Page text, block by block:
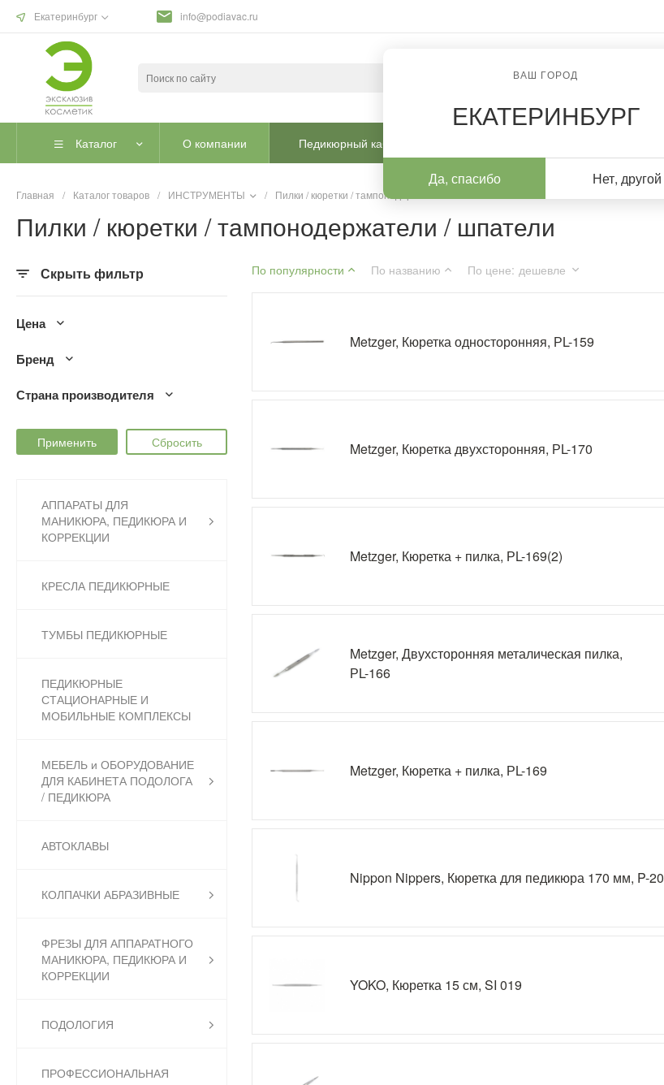
Екатеринбург
ВАШ ГОРОД
ЕКАТЕРИНБУРГ
Да, спасибо Нет, другой
info@podiavac.ru
Каталог О компании Педикюрный кабинет
Главная / Каталог товаров / ИНСТРУМЕНТЫ / Пилки / кюретки / тампонодержатели / шпатели
Пилки / кюретки / тампонодержатели / шпатели
Скрыть фильтр
Цена
Бренд
Страна производителя
АППАРАТЫ ДЛЯ
МАНИКЮРА, ПЕДИКЮРА И
КОРРЕКЦИИ
КРЕСЛА ПЕДИКЮРНЫЕ
ТУМБЫ ПЕДИКЮРНЫЕ
ПЕДИКЮРНЫЕ
СТАЦИОНАРНЫЕ И
МОБИЛЬНЫЕ КОМПЛЕКСЫ
МЕБЕЛЬ и ОБОРУДОВАНИЕ
ДЛЯ КАБИНЕТА ПОДОЛОГА
/ ПЕДИКЮРА
АВТОКЛАВЫ
КОЛПАЧКИ АБРАЗИВНЫЕ
ФРЕЗЫ ДЛЯ АППАРАТНОГО
МАНИКЮРА, ПЕДИКЮРА И
КОРРЕКЦИИ
ПОДОЛОГИЯ
ПРОФЕССИОНАЛЬНАЯ
По популярности По названию По цене: дешевле
Metzger, Кюретка односторонняя, РL-159
Metzger, Кюретка двухсторонняя, РL-170
Metzger, Кюретка + пилка, РL-169(2)
Metzger, Двухсторонняя металическая пилка,
РL-166
Metzger, Кюретка + пилка, РL-169
Nippon Nippers, Кюретка для педикюра 170 мм, P-20
YOKO, Кюретка 15 см, SI 019